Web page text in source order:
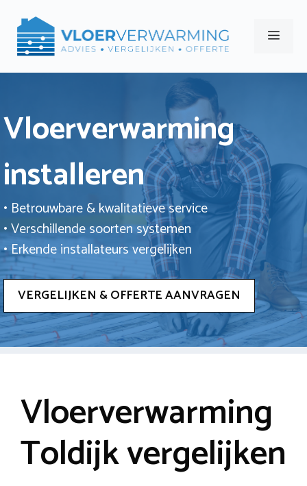
naar
Menu
Vloerverwarming
installeren
• Betrouwbare & kwalitatieve service
• Verschillende soorten systemen
• Erkende installateurs vergelijken
VERGELIJKEN & OFFERTE AANVRAGEN
Vloerverwarming
Toldijk vergelijken